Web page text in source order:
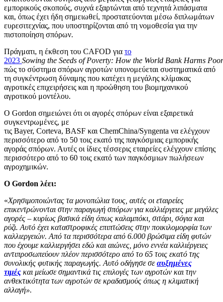
εμπορικούς σκοπούς, συχνά εξαρτώνται από τεχνητά λιπάσματα
και, όπως έχει ήδη σημειωθεί, προστατεύονται μέσω διπλωμάτων
ευρεσιτεχνίας, που υποστηρίζονται από τη νομοθεσία για την
πιστοποίηση σπόρων.
Πράγματι, η έκθεση του CAFOD για το
2023 Sowing the Seeds of Poverty: How the World Bank Harms Poor
πώς το σύστημα σπόρων αγροτών υπονομεύεται συστηματικά από
τη συγκέντρωση δύναμης που κατέχει η μεγάλης κλίμακας
αγροτικές επιχειρήσεις και η προώθηση του βιομηχανικού
αγροτικού μοντέλου.
Ο Gordon σημειώνει ότι οι αγορές σπόρων είναι εξαιρετικά
συγκεντρωμένες, με
τις Bayer, Corteva, BASF και ChemChina/Syngenta να ελέγχουν
περισσότερο από το 50 τοις εκατό της παγκόσμιας εμπορικής
αγοράς σπόρων. Αυτές οι ίδιες τέσσερις εταιρείες ελέγχουν επίσης
περισσότερο από το 60 τοις εκατό των παγκόσμιων πωλήσεων
αγροχημικών.
Ο Gordon λέει:
«Χρησιμοποιώντας τα μονοπώλια τους, αυτές οι εταιρείες
επικεντρώνονται στην παραγωγή σπόρων για καλλιέργειες με μεγάλες
αγορές – κυρίως βασικά είδη όπως καλαμπόκι, σιτάρι, σόγια και
ρύζι. Αυτό έχει καταστροφικές επιπτώσεις στην ποικιλομορφία των
καλλιεργειών. Από τα περισσότερα από 6.000 βρώσιμα είδη φυτών
που έχουμε καλλιεργήσει εδώ και αιώνες, μόνο εννέα καλλιέργειες
αντιπροσωπεύουν πλέον περισσότερο από το 65 τοις εκατό της
συνολικής φυτικής παραγωγής. Αυτό οδήγησε σε αυξημένες
τιμές και μείωσε σημαντικά τις επιλογές των αγροτών και την
ανθεκτικότητα των αγροτών σε κραδασμούς όπως η κλιματική
αλλαγή».